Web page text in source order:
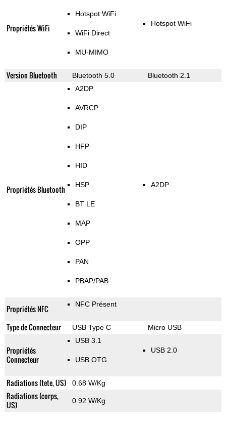
Propriétés WiFi
Hotspot WiFi
WiFi Direct
MU-MIMO
Hotspot WiFi
Version Bluetooth Bluetooth 5.0 Bluetooth 2.1
Propriétés Bluetooth
A2DP
AVRCP
DIP
HFP
HID
HSP
BT LE
MAP
OPP
PAN
PBAP/PAB
A2DP
Propriétés NFC NFC Présent
Type de Connecteur USB Type C Micro USB
Propriétés
Connecteur
USB 3.1
USB OTG
USB 2.0
Radiations (tete, US) 0.68 W/Kg
Radiations (corps,
US)
0.92 W/Kg